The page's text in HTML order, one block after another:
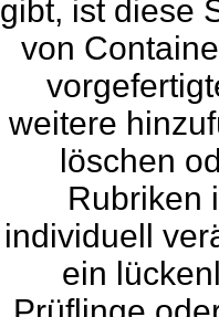
gibt, ist diese
von
weitere
löschen
Rubriken
individuell
ein